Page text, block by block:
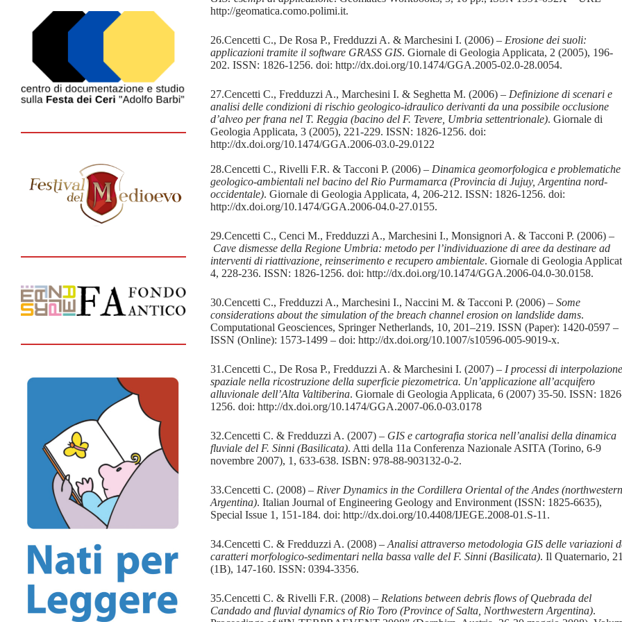
http://geomatica.como.polimi.it.
26.Cencetti C., De Rosa P., Fredduzzi A. & Marchesini I. (2006) – Erosione dei suoli:
applicazioni tramite il software GRASS GIS. Giornale di Geologia Applicata, 2 (2005), 196-
202. ISSN: 1826-1256. doi: http://dx.doi.org/10.1474/GGA.2005-02.0-28.0054.
27.Cencetti C., Fredduzzi A., Marchesini I. & Seghetta M. (2006) – Definizione di scenari e
analisi delle condizioni di rischio geologico-idraulico derivanti da una possibile occlusione
d’alveo per frana nel T. Reggia (bacino del F. Tevere, Umbria settentrionale). Giornale di
Geologia Applicata, 3 (2005), 221-229. ISSN: 1826-1256. doi:
http://dx.doi.org/10.1474/GGA.2006-03.0-29.0122
28.Cencetti C., Rivelli F.R. & Tacconi P. (2006) – Dinamica geomorfologica e problematiche
geologico-ambientali nel bacino del Rio Purmamarca (Provincia di Jujuy, Argentina nord-
occidentale). Giornale di Geologia Applicata, 4, 206-212. ISSN: 1826-1256. doi:
http://dx.doi.org/10.1474/GGA.2006-04.0-27.0155.
29.Cencetti C., Cenci M., Fredduzzi A., Marchesini I., Monsignori A. & Tacconi P. (2006) –
Cave dismesse della Regione Umbria: metodo per l’individuazione di aree da destinare ad
interventi di riattivazione, reinserimento e recupero ambientale. Giornale di Geologia
4, 228-236. ISSN: 1826-1256. doi: http://dx.doi.org/10.1474/GGA.2006-04.0-30.0158.
30.Cencetti C., Fredduzzi A., Marchesini I., Naccini M. & Tacconi P. (2006) – Some
considerations about the simulation of the breach channel erosion on landslide dams.
Computational Geosciences, Springer Netherlands, 10, 201–219. ISSN (Paper): 1420-0597 –
ISSN (Online): 1573-1499 – doi: http://dx.doi.org/10.1007/s10596-005-9019-x.
31.Cencetti C., De Rosa P., Fredduzzi A. & Marchesini I. (2007) – I processi di interpolazione
spaziale nella ricostruzione della superficie piezometrica. Un’applicazione all’acquifero
alluvionale dell’Alta Valtiberina. Giornale di Geologia Applicata, 6 (2007) 35-50. ISSN:
1256. doi: http://dx.doi.org/10.1474/GGA.2007-06.0-03.0178
32.Cencetti C. & Fredduzzi A. (2007) – GIS e cartografia storica nell’analisi della dinamica
fluviale del F. Sinni (Basilicata). Atti della 11a Conferenza Nazionale ASITA (Torino, 6-9
novembre 2007), 1, 633-638. ISBN: 978-88-903132-0-2.
33.Cencetti C. (2008) – River Dynamics in the Cordillera Oriental of the Andes (northwestern
Argentina). Italian Journal of Engineering Geology and Environment (ISSN: 1825-6635),
Special Issue 1, 151-184. doi: http://dx.doi.org/10.4408/IJEGE.2008-01.S-11.
34.Cencetti C. & Fredduzzi A. (2008) –Analisi attraverso metodologia GIS delle variazioni
caratteri morfologico-sedimentari nella bassa valle del F. Sinni (Basilicata). Il Quaternario,
(1B), 147-160. ISSN: 0394-3356.
35.Cencetti C. & Rivelli F.R. (2008) – Relations between debris flows of Quebrada del
Candado and fluvial dynamics of Rio Toro (Province of Salta, Northwestern Argentina).